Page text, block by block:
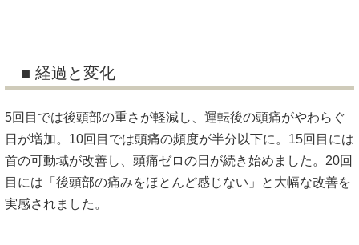
■ 経過と変化
5回目では後頭部の重さが軽減し、運転後の頭痛がやわらぐ
日が増加。10回目では頭痛の頻度が半分以下に。15回目には
首の可動域が改善し、頭痛ゼロの日が続き始めました。20回
目には「後頭部の痛みをほとんど感じない」と大幅な改善を
実感されました。